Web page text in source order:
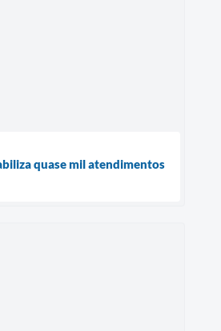
quase mil atendimentos